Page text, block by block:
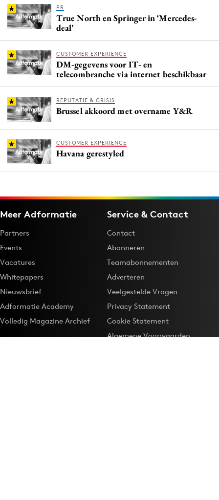
PR
True North en Springer in ‘Mercedes-
deal’
CUSTOMER EXPERIENCE
DM-gegevens voor IT- en
telecombranche via internet beschikbaar
REPUTATIE & CRISIS
Brussel akkoord met overname Y&R
CUSTOMER EXPERIENCE
Havana gerestyled
Meer Adformatie
Partners
Events
Vacatures
Whitepapers
Nieuwsbrief
Adformatie Academy
Volledig Magazine Archief
Service & Contact
Contact
Abonneren
Teamabonnementen
Adverteren
Veelgestelde Vragen
Privacy Statement
Cookie Statement
Algemene Voorwaarden